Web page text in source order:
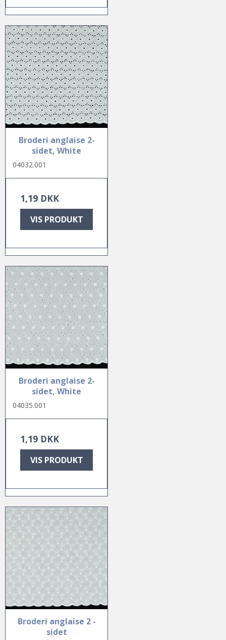
Broderi anglaise 2-
sidet, White
04032.001
1,19 DKK
VIS PRODUKT
Broderi anglaise 2-
sidet, White
04035.001
1,19 DKK
VIS PRODUKT
Broderi anglaise 2 -
sidet